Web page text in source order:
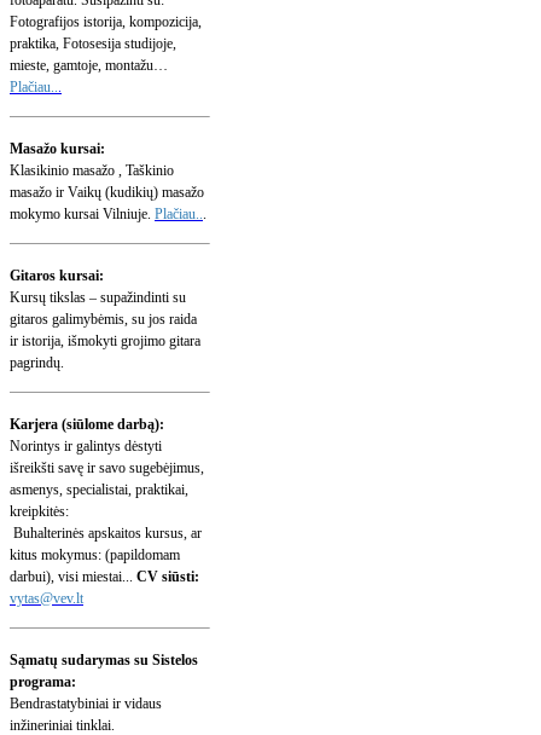
Fotografijos istorija, kompozicija,
praktika, Fotosesija studijoje,
mieste, gamtoje, montažu…
Plačiau...
Masažo kursai:
Klasikinio masažo , Taškinio
masažo ir Vaikų (kudikių) masažo
mokymo kursai Vilniuje. Plačiau...
Gitaros kursai:
Kursų tikslas – supažindinti su
gitaros galimybėmis, su jos raida
ir istorija, išmokyti grojimo gitara
pagrindų.
Karjera (siūlome darbą):
Norintys ir galintys dėstyti
išreikšti savę ir savo sugebėjimus,
asmenys, specialistai, praktikai,
kreipkitės:
Buhalterinės apskaitos kursus, ar
kitus mokymus: (papildomam
darbui), visi miestai... CV siūsti:
vytas@vev.lt
Sąmatų sudarymas su Sistelos
programa:
Bendrastatybiniai ir vidaus
inžineriniai tinklai.